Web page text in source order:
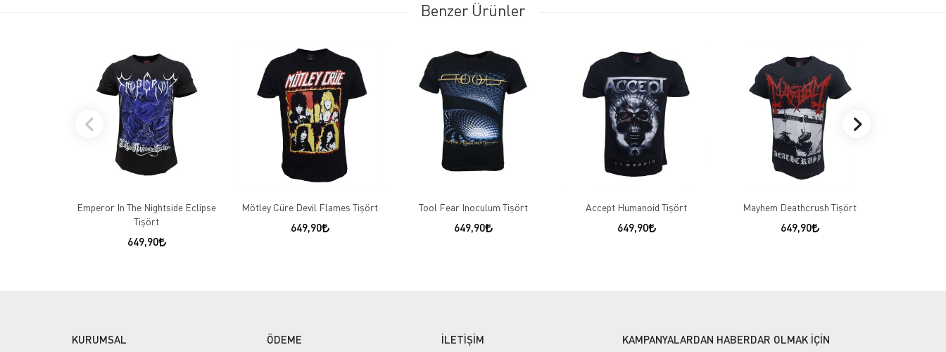
Benzer Ürünler
Emperor In The Nightside Eclipse
Tişört
649,90
Mötley Cüre Devil Flames Tişört
649,90
Tool Fear Inoculum Tişört
649,90
Accept Humanoid Tişört
649,90
Mayhem Deathcrush Tişört
649,90
KURUMSAL ÖDEME İLETİŞİM KAMPANYALARDAN HABERDAR OLMAK İÇİN